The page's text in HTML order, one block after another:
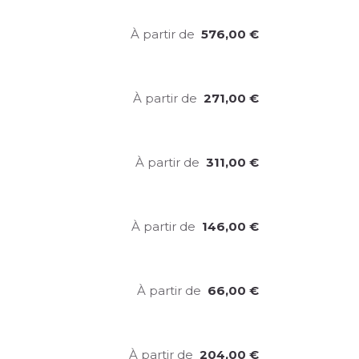
À partir de 576,00 €
À partir de 271,00 €
À partir de 311,00 €
À partir de 146,00 €
À partir de 66,00 €
À partir de 204,00 €